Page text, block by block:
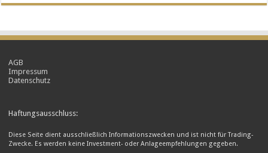
AGB
Impressum
Datenschutz
Haftungsausschluss:
Diese Seite dient ausschließlich Informationszwecken und ist nicht für Trading-
Zwecke. Es werden keine Investment- oder Anlageempfehlungen gegeben.